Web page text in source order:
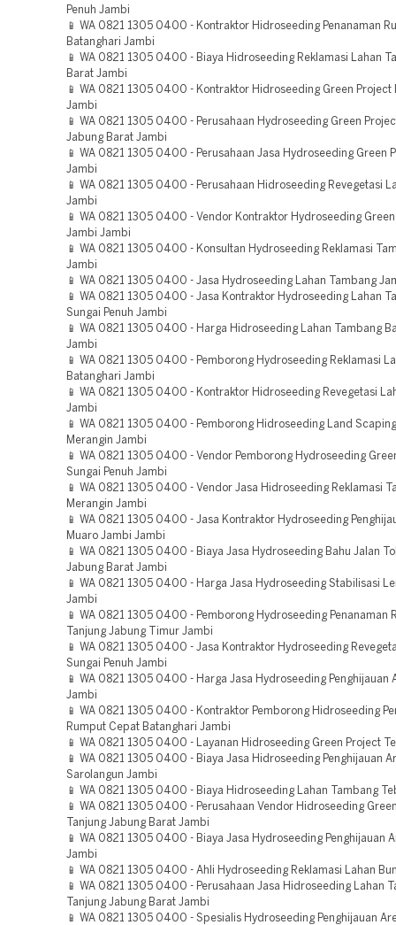
Penuh Jambi
📱 WA 0821 1305 0400 - Kontraktor Hidroseeding Penanaman
Batanghari Jambi
📱 WA 0821 1305 0400 - Biaya Hidroseeding Reklamasi Lahan
Barat Jambi
📱 WA 0821 1305 0400 - Kontraktor Hidroseeding Green Project
Jambi
📱 WA 0821 1305 0400 - Perusahaan Hydroseeding Green
Jabung Barat Jambi
📱 WA 0821 1305 0400 - Perusahaan Jasa Hydroseeding Green
Jambi
📱 WA 0821 1305 0400 - Perusahaan Hidroseeding Revegetasi
Jambi
📱 WA 0821 1305 0400 - Vendor Kontraktor Hydroseeding
Jambi Jambi
📱 WA 0821 1305 0400 - Konsultan Hydroseeding Reklamasi
Jambi
📱 WA 0821 1305 0400 - Jasa Hydroseeding Lahan Tambang
📱 WA 0821 1305 0400 - Jasa Kontraktor Hydroseeding Lahan
Sungai Penuh Jambi
📱 WA 0821 1305 0400 - Harga Hidroseeding Lahan Tambang
Jambi
📱 WA 0821 1305 0400 - Pemborong Hydroseeding Reklamasi
Batanghari Jambi
📱 WA 0821 1305 0400 - Kontraktor Hidroseeding Revegetasi
Jambi
📱 WA 0821 1305 0400 - Pemborong Hidroseeding Land
Merangin Jambi
📱 WA 0821 1305 0400 - Vendor Pemborong Hydroseeding
Sungai Penuh Jambi
📱 WA 0821 1305 0400 - Vendor Jasa Hidroseeding Reklamasi
Merangin Jambi
📱 WA 0821 1305 0400 - Jasa Kontraktor Hydroseeding
Muaro Jambi Jambi
📱 WA 0821 1305 0400 - Biaya Jasa Hydroseeding Bahu Jalan
Jabung Barat Jambi
📱 WA 0821 1305 0400 - Harga Jasa Hydroseeding Stabilisasi
Jambi
📱 WA 0821 1305 0400 - Pemborong Hydroseeding Penanaman
Tanjung Jabung Timur Jambi
📱 WA 0821 1305 0400 - Jasa Kontraktor Hydroseeding
Sungai Penuh Jambi
📱 WA 0821 1305 0400 - Harga Jasa Hydroseeding Penghijauan
Jambi
📱 WA 0821 1305 0400 - Kontraktor Pemborong Hidroseeding
Rumput Cepat Batanghari Jambi
📱 WA 0821 1305 0400 - Layanan Hidroseeding Green Project
📱 WA 0821 1305 0400 - Biaya Jasa Hidroseeding Penghijauan
Sarolangun Jambi
📱 WA 0821 1305 0400 - Biaya Hidroseeding Lahan Tambang
📱 WA 0821 1305 0400 - Perusahaan Vendor Hidroseeding
Tanjung Jabung Barat Jambi
📱 WA 0821 1305 0400 - Biaya Jasa Hydroseeding Penghijauan
Jambi
📱 WA 0821 1305 0400 - Ahli Hydroseeding Reklamasi Lahan
📱 WA 0821 1305 0400 - Perusahaan Jasa Hidroseeding Lahan
Tanjung Jabung Barat Jambi
📱 WA 0821 1305 0400 - Spesialis Hydroseeding Penghijauan